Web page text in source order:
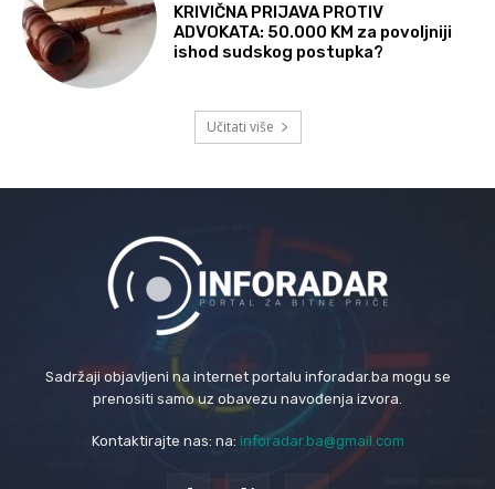
KRIVIČNA PRIJAVA PROTIV
ADVOKATA: 50.000 KM za povoljniji
ishod sudskog postupka?
Učitati više
Sadržaji objavljeni na internet portalu inforadar.ba mogu se
prenositi samo uz obavezu navođenja izvora.
Kontaktirajte nas: na: inforadar.ba@gmail.com